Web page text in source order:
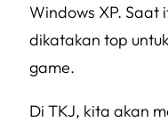
Windows XP. Saat
dikatakan top
game.
Di TKJ, kita akan